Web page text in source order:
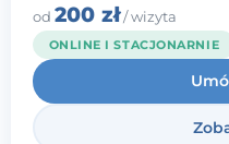
z
od 200 zł/ wizyta
ONLINE I STACJONARNIE